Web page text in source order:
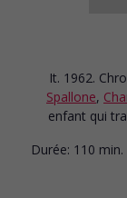
It. 1962.
Spallone,
enfant qui
Durée: 110 min.